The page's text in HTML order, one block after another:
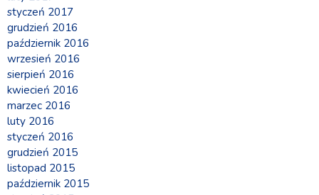
styczeń 2017
grudzień 2016
październik 2016
wrzesień 2016
sierpień 2016
kwiecień 2016
marzec 2016
luty 2016
styczeń 2016
grudzień 2015
listopad 2015
październik 2015